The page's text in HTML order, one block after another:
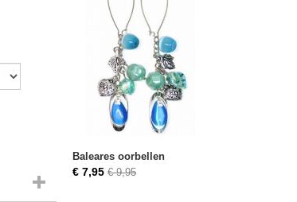
Baleares oorbellen
€ 7,95 € 9,95